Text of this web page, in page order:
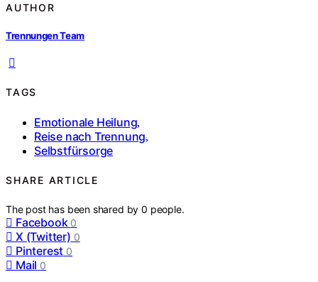
AUTHOR
Trennungen Team
TAGS
Emotionale Heilung,
Reise nach Trennung,
Selbstfürsorge
SHARE ARTICLE
The post has been shared by0 people.
Facebook 0
X (Twitter) 0
Pinterest 0
Mail 0